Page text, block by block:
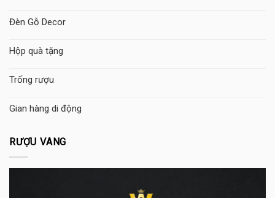
Đèn Gỗ Decor
Hộp quà tặng
Trống rượu
Gian hàng di động
RƯỢU VANG